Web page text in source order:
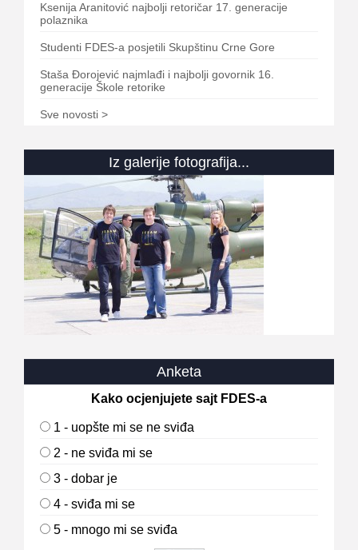
Ksenija Aranitović najbolji retoričar 17. generacije
polaznika
Studenti FDES-a posjetili Skupštinu Crne Gore
Staša Đorojević najmlađi i najbolji govornik 16.
generacije Škole retorike
Sve novosti >
Iz galerije fotografija...
Anketa
Kako ocjenjujete sajt FDES-a
1 - uopšte mi se ne sviđa
2 - ne sviđa mi se
3 - dobar je
4 - sviđa mi se
5 - mnogo mi se sviđa